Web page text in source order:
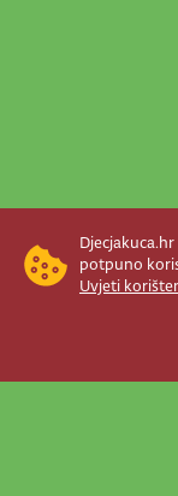
potpuno
Uvjeti